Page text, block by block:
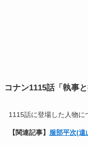
コナン1115話「執事と
1115話に登場した人物に
【関連記事】 服部平次(遠